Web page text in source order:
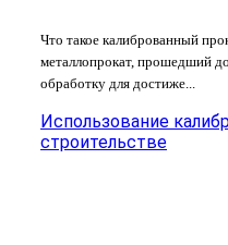
Что такое калиброванный
металлопрокат, прошедший
обработку для достиже...
Использование
строительстве